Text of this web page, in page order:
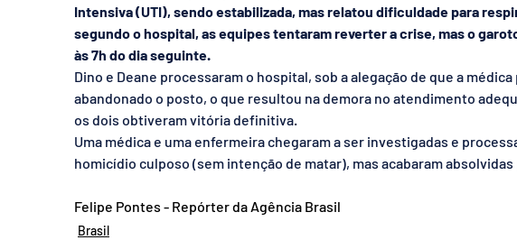
Intensiva (UTI), sendo estabilizada, mas relatou dificuldade para
segundo o hospital, as equipes tentaram reverter a crise, mas o
às 7h do dia seguinte.
Dino e Deane processaram o hospital, sob a alegação de que a
abandonado o posto, o que resultou na demora no atendimento
os dois obtiveram vitória definitiva.
Uma médica e uma enfermeira chegaram a ser investigadas e
homicídio culposo (sem intenção de matar), mas acabaram
Felipe Pontes - Repórter da Agência Brasil
Brasil